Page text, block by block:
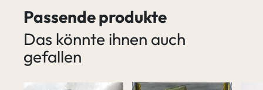
Passende produkte
Das könnte ihnen auch
gefallen